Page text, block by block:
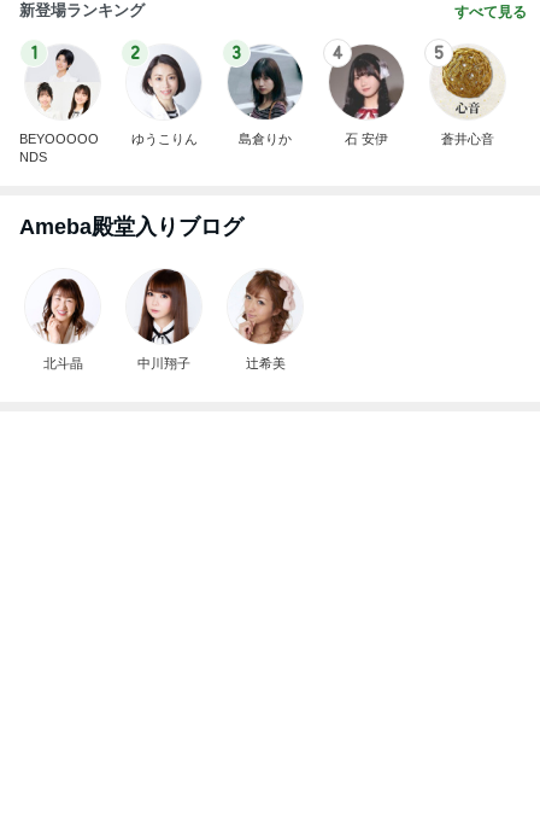
新登場ランキング すべて見る
1
BEYOOOOO
NDS
2
ゆうこりん
3
島倉りか
4
石 安伊
5
蒼井心音
Ameba殿堂入りブログ
北斗晶 中川翔子 辻希美